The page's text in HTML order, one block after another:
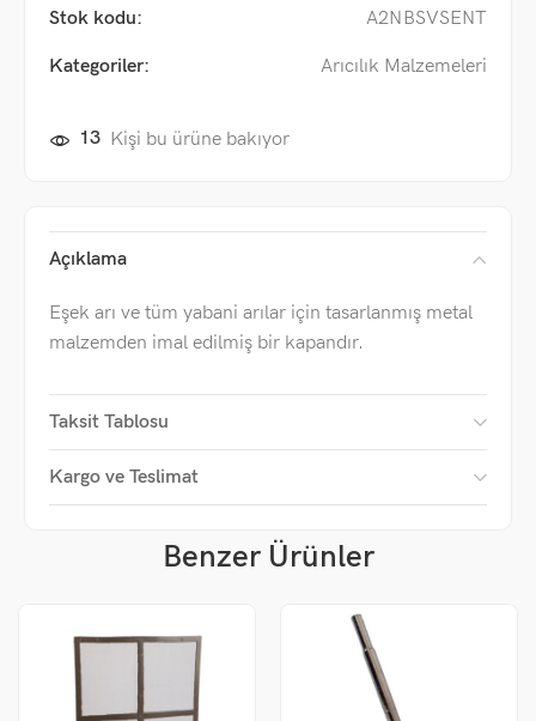
Stok kodu: A2NBSVSENT
Kategoriler: Arıcılık Malzemeleri
13 Kişi bu ürüne bakıyor
Açıklama
Eşek arı ve tüm yabani arılar için tasarlanmış metal
malzemden imal edilmiş bir kapandır.
Taksit Tablosu
Kargo ve Teslimat
Benzer Ürünler